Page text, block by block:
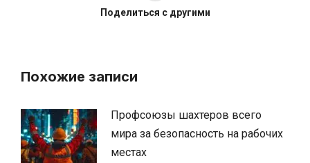
Поделиться с другими
Похожие записи
Профсоюзы шахтеров всего
мира за безопасность на рабочих
местах